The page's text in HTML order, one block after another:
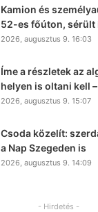
Kamion és
52-es főúton, sérült
2026, augusztus 9. 16:03
Íme a részletek az
helyen is oltani kell
2026, augusztus 9. 15:07
Csoda közelít:
a Nap Szegeden is
2026, augusztus 9. 14:09
- Hirdetés -